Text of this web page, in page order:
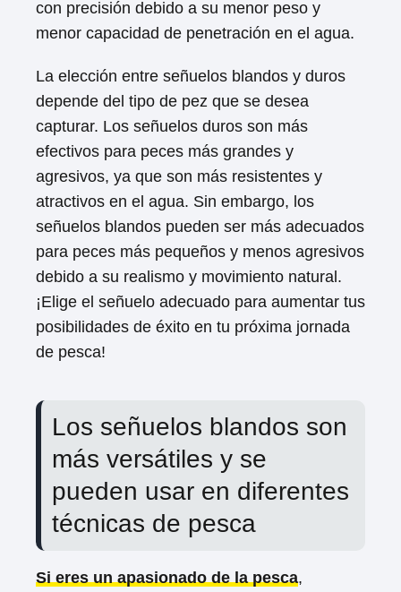
con precisión debido a su menor peso y
menor capacidad de penetración en el agua.
La elección entre señuelos blandos y duros
depende del tipo de pez que se desea
capturar. Los señuelos duros son más
efectivos para peces más grandes y
agresivos, ya que son más resistentes y
atractivos en el agua. Sin embargo, los
señuelos blandos pueden ser más adecuados
para peces más pequeños y menos agresivos
debido a su realismo y movimiento natural.
¡Elige el señuelo adecuado para aumentar tus
posibilidades de éxito en tu próxima jornada
de pesca!
Los señuelos blandos son
más versátiles y se
pueden usar en diferentes
técnicas de pesca
Si eres un apasionado de la pesca,